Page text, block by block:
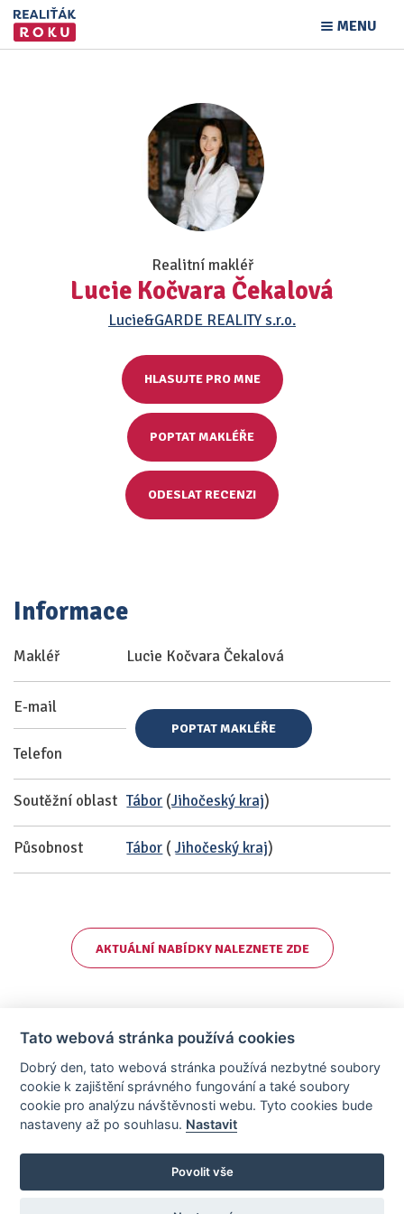
MENU
Realitní makléř
Lucie Kočvara Čekalová
Lucie&GARDE REALITY s.r.o.
HLASUJTE PRO MNE
POPTAT MAKLÉŘE
ODESLAT RECENZI
Informace
Makléř Lucie Kočvara Čekalová
E-mail
Telefon
POPTAT MAKLÉŘE
Soutěžní oblast Tábor (Jihočeský kraj)
Působnost Tábor (Jihočeský kraj)
AKTUÁLNÍ NABÍDKY NALEZNETE ZDE
Stránky vytvořeny v iD-SIGN
Provozovatelem tohoto serveru je společnost AllCzech Promotion, s.r.o.,
Tato webová stránka používá cookies
Dobrý den, tato webová stránka používá nezbytné soubory
cookie k zajištění správného fungování a také soubory
cookie pro analýzu návštěvnosti webu. Tyto cookies bude
nastaveny až po souhlasu. Nastavit
Povolit vše